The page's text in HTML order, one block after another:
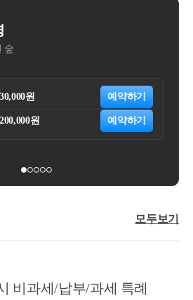
15분 전화상담
30분 방문상담
모두보기
비과세/납부/과세 특례